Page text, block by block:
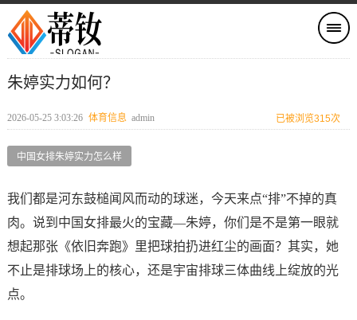
朱婷实力如何？
2026-05-25 3:03:26 体育信息 admin 已被浏览315次
中国女排朱婷实力怎么样
我们都是河东鼓槌闻风而动的球迷，今天来点“排”不掉的真
肉。说到中国女排最火的宝藏—朱婷，你们是不是第一眼就
想起那张《依旧奔跑》里把球拍扔进红尘的画面？其实，她
不止是排球场上的核心，还是宇宙排球三体曲线上绽放的光
点。